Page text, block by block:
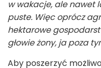
w wakacje, ale nawet
puste. Więc oprócz
hektarowe
głowie żony, ja poza
Aby poszerzyć